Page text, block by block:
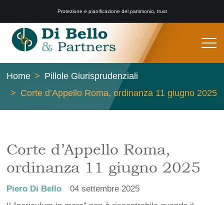
Protezione e pianificazione del patrimonio, trust
Home
Pillole Giurisprudenziali
Corte d’Appello Roma, ordinanza 11 giugno 2025
Corte d’Appello Roma,
ordinanza 11 giugno 2025
Piero Di Bello
04 settembre 2025